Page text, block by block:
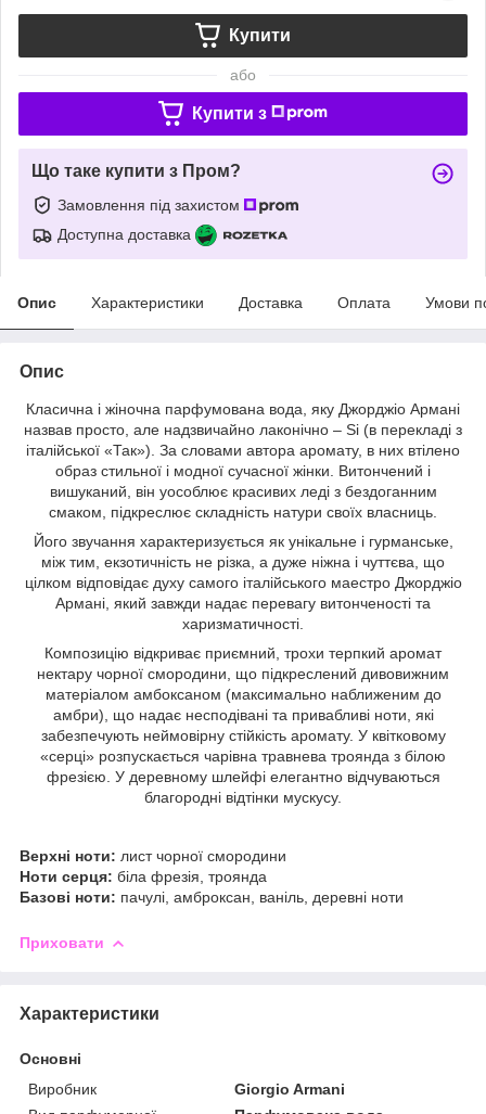
Купити
або
Купити з
Що таке купити з Пром?
Замовлення під захистом
Доступна доставка
Опис Характеристики Доставка Оплата Умови
Опис
Класична і жіночна парфумована вода, яку Джорджіо Армані
назвав просто, але надзвичайно лаконічно – Si (в перекладі з
італійської «Так»). За словами автора аромату, в них втілено
образ стильної і модної сучасної жінки. Витончений і
вишуканий, він уособлює красивих леді з бездоганним
смаком, підкреслює складність натури своїх власниць.
Його звучання характеризується як унікальне і гурманське,
між тим, екзотичність не різка, а дуже ніжна і чуттєва, що
цілком відповідає духу самого італійського маестро Джорджіо
Армані, який завжди надає перевагу витонченості та
харизматичності.
Композицію відкриває приємний, трохи терпкий аромат
нектару чорної смородини, що підкреслений дивовижним
матеріалом амбоксаном (максимально наближеним до
амбри), що надає несподівані та привабливі ноти, які
забезпечують неймовірну стійкість аромату. У квітковому
«серці» розпускається чарівна травнева троянда з білою
фрезією. У деревному шлейфі елегантно відчуваються
благородні відтінки мускусу.
Верхні ноти: лист чорної смородини
Ноти серця: біла фрезія, троянда
Базові ноти: пачулі, амброксан, ваніль, деревні ноти
Приховати
Характеристики
Основні
Виробник
Giorgio Armani